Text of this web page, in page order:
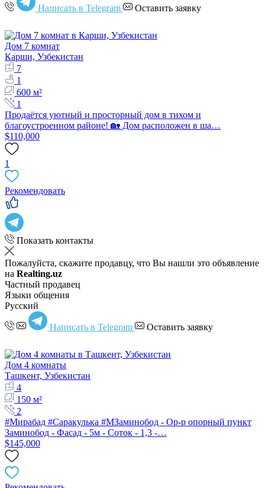
Написать в Telegram Оставить заявку
Дом 7 комнат
Карши, Узбекистан
7
1
600 м²
1
Продаётся уютный и просторный дом в тихом и
благоустроенном районе! 🏡 Дом расположен в ша…
$110,000
1
Рекомендовать
Показать контакты
Пожалуйста, скажите продавцу, что Вы нашли это объявление
на Realting.uz
Частный продавец
Языки общения
Русский
Написать в Telegram Оставить заявку
Дом 4 комнаты
Ташкент, Узбекистан
4
150 м²
2
#Мирабад #Саракулька #МЗаминобод - Ор-р опорный пункт
Заминобод - Фасад - 5м - Соток - 1,3 -…
$145,000